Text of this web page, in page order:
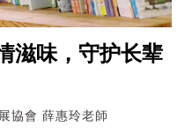
滋味，守护长辈
協會 薛惠玲老師